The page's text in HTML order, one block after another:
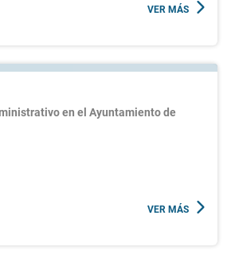
VER MÁS
en el Ayuntamiento de
VER MÁS